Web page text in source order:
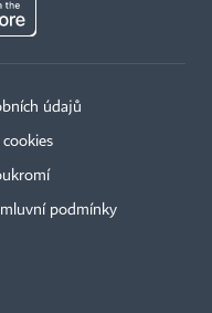
údajů
cookies
podmínky